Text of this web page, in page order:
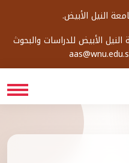
النيل الأبيض.
النيل الأبيض للدراسات والبحوث